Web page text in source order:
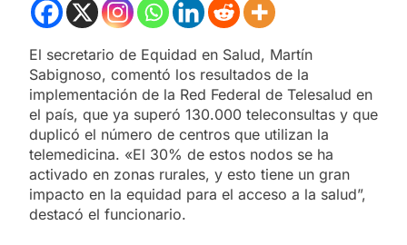
El secretario de Equidad en Salud, Martín
Sabignoso, comentó los resultados de la
implementación de la Red Federal de Telesalud en
el país, que ya superó 130.000 teleconsultas y que
duplicó el número de centros que utilizan la
telemedicina. «El 30% de estos nodos se ha
activado en zonas rurales, y esto tiene un gran
impacto en la equidad para el acceso a la salud”,
destacó el funcionario.